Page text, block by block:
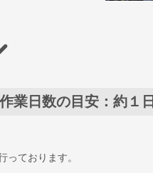
業日数の目安：約１日
ております。